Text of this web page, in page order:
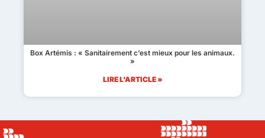
Box Artémis : « Sanitairement c’est mieux pour les animaux.
»
LIRE L'ARTICLE »